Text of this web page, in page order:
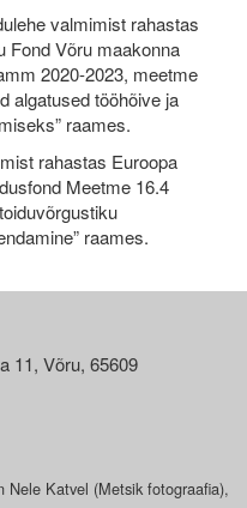
valmimist rahastas
Fond Võru maakonna
2020-2023, meetme
algatused tööhõive ja
raames.
rahastas Euroopa
Meetme 16.4
raames.
11, Võru, 65609
Nele Katvel (Metsik fotograafia),